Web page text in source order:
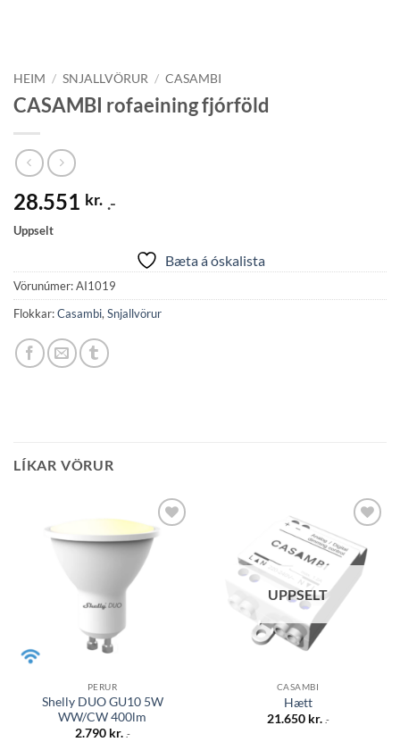
HEIM / SNJALLVÖRUR / CASAMBI
CASAMBI rofaeining fjórföld
28.551 kr. .-
Uppselt
Bæta á óskalista
Vörunúmer:AI1019
Flokkar:Casambi,Snjallvörur
LÍKAR VÖRUR
Bæta á
óskalista
PERUR
Shelly DUO GU10 5W
WW/CW 400lm
2.790 kr. .-
Bæta á
óskalista
UPPSELT
CASAMBI
Hætt
21.650 kr. .-